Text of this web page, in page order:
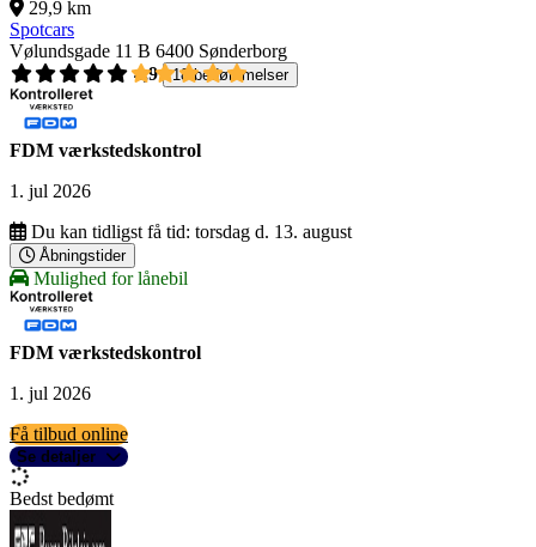
29,9 km
Spotcars
Vølundsgade 11 B 6400 Sønderborg
4,9
18 bedømmelser
FDM værkstedskontrol
1. jul 2026
Du kan tidligst få tid: torsdag d. 13. august
Åbningstider
Mulighed for lånebil
FDM værkstedskontrol
1. jul 2026
Få tilbud online
Se detaljer
Bedst bedømt